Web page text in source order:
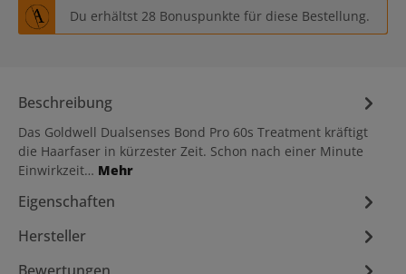
Du erhältst 28 Bonuspunkte für diese Bestellung.
Beschreibung
Das Goldwell Dualsenses Bond Pro 60s Treatment kräftigt
die Haarfaser in kürzester Zeit. Schon nach einer Minute
Einwirkzeit… Mehr
Eigenschaften
Hersteller